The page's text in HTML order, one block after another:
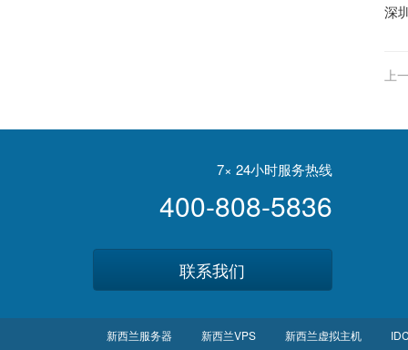
深
上
7× 24小时服务热线
400-808-5836
联系我们
新西兰服务器 新西兰VPS 新西兰虚拟主机